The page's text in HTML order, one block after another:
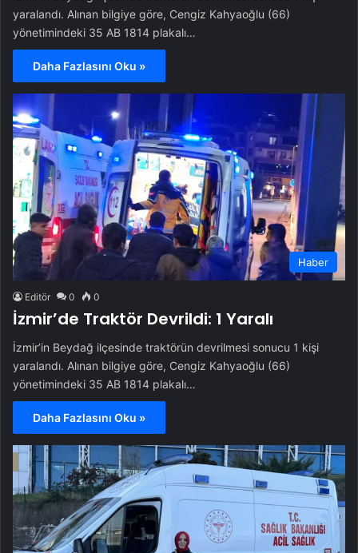
yaralandı. Alınan bilgiye göre, Cengiz Kahyaoğlu (66)
yönetimindeki 35 AB 1814 plakalı…
Daha Fazlasını Oku »
Haber
Editör 0 0
İzmir’de Traktör Devrildi: 1 Yaralı
İzmir’in Beydağ ilçesinde traktörün devrilmesi sonucu 1 kişi
yaralandı. Alınan bilgiye göre, Cengiz Kahyaoğlu (66)
yönetimindeki 35 AB 1814 plakalı…
Daha Fazlasını Oku »